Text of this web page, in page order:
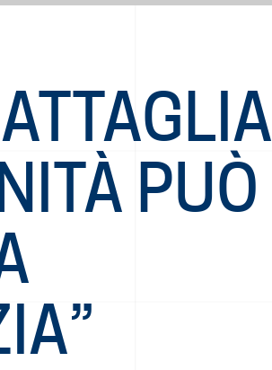
PUÒ